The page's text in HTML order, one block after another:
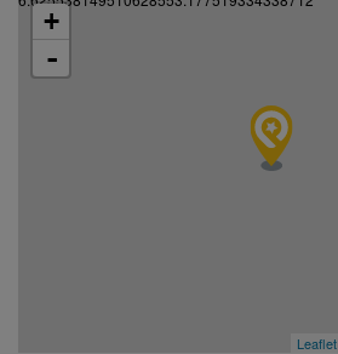
+
-
Leaflet